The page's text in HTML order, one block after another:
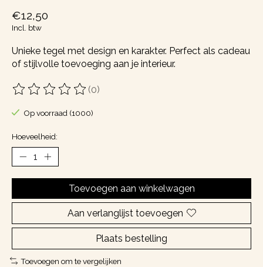
€12,50
Incl. btw
Unieke tegel met design en karakter. Perfect als cadeau
of stijlvolle toevoeging aan je interieur.
De beoordeling van dit product is
(0)
Op voorraad (1000)
Hoeveelheid:
Toevoegen aan winkelwagen
Aan verlanglijst toevoegen
Plaats bestelling
Toevoegen om te vergelijken